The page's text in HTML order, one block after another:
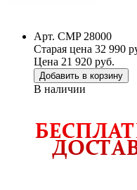
Арт. CMP 28000
Старая цена 32 990
Цена 21 920 руб.
Добавить в корзину
В наличии